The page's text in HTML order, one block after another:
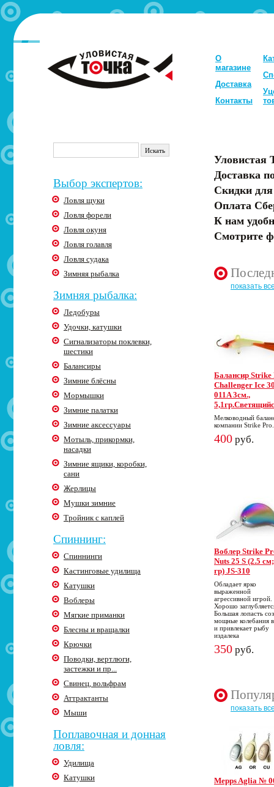
О
магазине
Доставка
Контакты
Выбор экспертов:
Ловля щуки
Ловля форели
Ловля окуня
Ловля голавля
Ловля судака
Зимняя рыбалка
Зимняя рыбалка:
Ледобуры
Удочки, катушки
Сигнализаторы поклевки,
шестики
Балансиры
Зимние блёсны
Мормышки
Зимние палатки
Зимние аксессуары
Мотыль, прикормки,
насадки
Зимние ящики, коробки,
сани
Жерлицы
Мушки зимние
Тройник с каплей
Спиннинг:
Спиннинги
Кастинговые удилища
Катушки
Воблеры
Мягкие приманки
Блесны и вращалки
Крючки
Поводки, вертлюги,
застежки и пр...
Свинец, вольфрам
Аттрактанты
Мыши
Поплавочная и донная
ловля:
Удилища
Катушки
Уловистая
Доставка
Скидки
Оплата
К нам
Смотрите
показать
Балансир Strike
Challenger Ice
011A 3cм.,
Мелководный
компании Strike Pro.
400 руб.
Воблер Strike
Nuts 25 S (2.5
гр) JS-310
Обладает ярко
выраженной
агрессивной игрой.
Хорошо
Большая лопасть
мощные колебания
и привлекает рыбу
издалека
350 руб.
показать
Mepps Aglia №